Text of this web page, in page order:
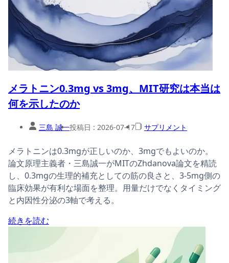
メラトニン0.3mg vs 3mg、MIT研究は本当は
何を示したのか
三島 誠一投稿日 : 2026-07-17 サプリメント
メラトニンは0.3mgが正しいのか、3mgでもよいのか。
論文原理主義者・三島誠一がMITのZhdanova論文を精読
し、0.3mgの生理的補充としての筋の良さと、3-5mg側の
臨床効果が有利な場面を整理。用量だけでなくタイミング
と内因性分泌の3軸で考える。
続きを読む